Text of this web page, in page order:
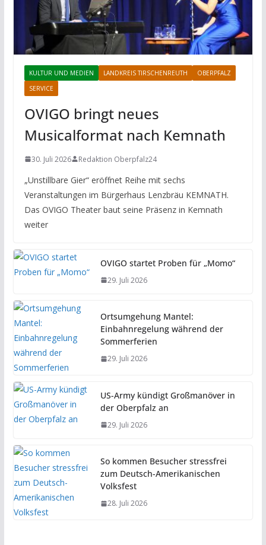
KULTUR UND MEDIEN LANDKREIS TIRSCHENREUTH
OBERPFALZ
SERVICE
OVIGO bringt neues
Musicalformat nach Kemnath
30. Juli 2026 Redaktion Oberpfalz24
„Unstillbare Gier“ eröffnet Reihe mit sechs
Veranstaltungen im Bürgerhaus Lenzbräu KEMNATH.
Das OVIGO Theater baut seine Präsenz in Kemnath
weiter
OVIGO startet Proben für „Momo“
29. Juli 2026
Ortsumgehung Mantel:
Einbahnregelung während der
Sommerferien
29. Juli 2026
US-Army kündigt Großmanöver in
der Oberpfalz an
29. Juli 2026
So kommen Besucher stressfrei
zum Deutsch-Amerikanischen
Volksfest
28. Juli 2026